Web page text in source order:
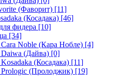
(Фаворит) [11]
(Косадака) [46]
фидера [10]
[34]
Noble (Кара Нобле) [4]
(Дайва) [0]
(Косадака) [11]
(Пролоджик) [19]